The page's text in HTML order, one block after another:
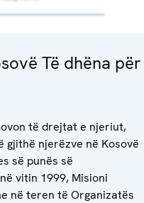
Të dhëna për
të drejtat e njeriut,
gjithë njerëzve në Kosovë
së punës së
vitin 1999, Misioni
në teren të Organizatës